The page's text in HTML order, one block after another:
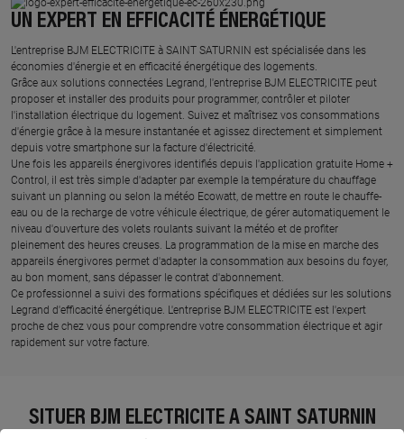
UN EXPERT EN EFFICACITÉ ÉNERGÉTIQUE
L'entreprise BJM ELECTRICITE à SAINT SATURNIN est spécialisée dans les
économies d'énergie et en efficacité énergétique des logements.
Grâce aux solutions connectées Legrand, l'entreprise BJM ELECTRICITE peut
proposer et installer des produits pour programmer, contrôler et piloter
l'installation électrique du logement. Suivez et maîtrisez vos consommations
d'énergie grâce à la mesure instantanée et agissez directement et simplement
depuis votre smartphone sur la facture d'électricité.
Une fois les appareils énergivores identifiés depuis l'application gratuite Home +
Control, il est très simple d'adapter par exemple la température du chauffage
suivant un planning ou selon la météo Ecowatt, de mettre en route le chauffe-
eau ou de la recharge de votre véhicule électrique, de gérer automatiquement le
niveau d'ouverture des volets roulants suivant la météo et de profiter
pleinement des heures creuses. La programmation de la mise en marche des
appareils énergivores permet d'adapter la consommation aux besoins du foyer,
au bon moment, sans dépasser le contrat d'abonnement.
Ce professionnel a suivi des formations spécifiques et dédiées sur les solutions
Legrand d'efficacité énergétique. L'entreprise BJM ELECTRICITE est l'expert
proche de chez vous pour comprendre votre consommation électrique et agir
rapidement sur votre facture.
SITUER BJM ELECTRICITE À SAINT SATURNIN